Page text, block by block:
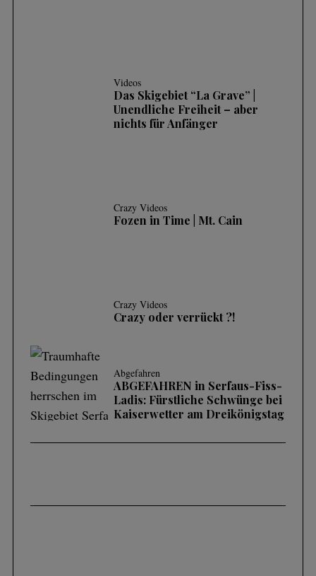
Videos
Das Skigebiet “La Grave” |
Unendliche Freiheit – aber
nichts für Anfänger
Crazy Videos
Fozen in Time | Mt. Cain
Crazy Videos
Crazy oder verrückt ?!
Abgefahren
ABGEFAHREN in Serfaus-Fiss-
Ladis: Fürstliche Schwünge bei
Kaiserwetter am Dreikönigstag